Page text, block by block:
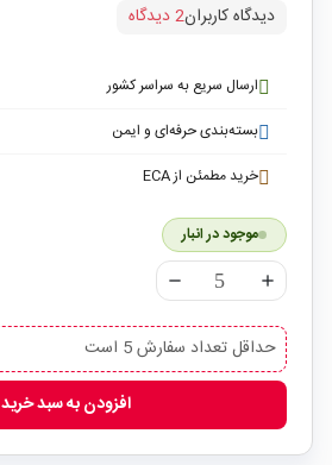
دیدگاه کاربران2 دیدگاه
ارسال سریع به سراسر کشور
بسته‌بندی حرفه‌ای و ایمن
خرید مطمئن از ECA
موجود در انبار
remove add
حداقل تعداد سفارش 5 است
افزودن به سبد خرید